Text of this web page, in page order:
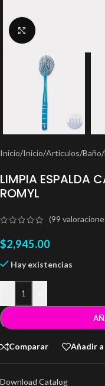
Clic para ampliar
Inicio/Inicio/Articulos/Baño/
LIMPIA ESPALDA
ROMYL
(99
$2,945.00
Hay existencias
Comparar Añadir
Download Catalog